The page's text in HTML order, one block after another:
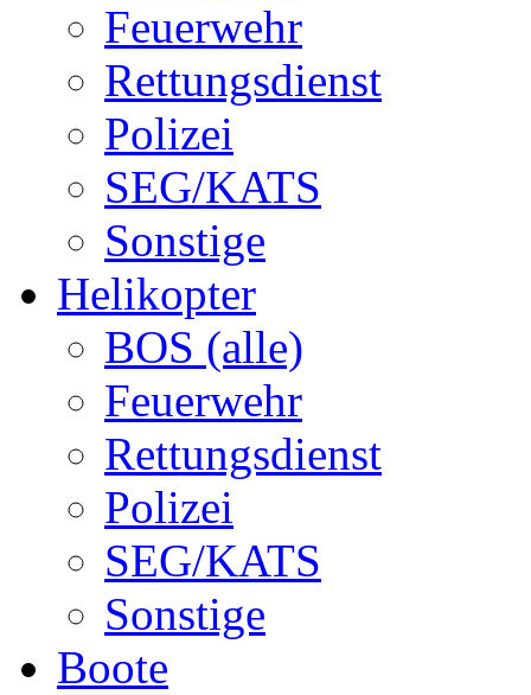
Feuerwehr
Rettungsdienst
Polizei
SEG/KATS
Sonstige
Helikopter
BOS (alle)
Feuerwehr
Rettungsdienst
Polizei
SEG/KATS
Sonstige
Boote